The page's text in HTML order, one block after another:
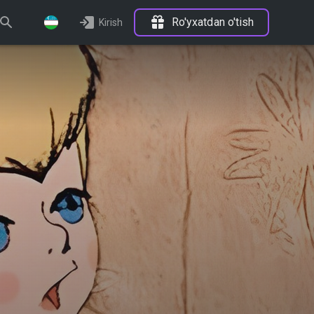
Kirish Ro'yxatdan o'tish